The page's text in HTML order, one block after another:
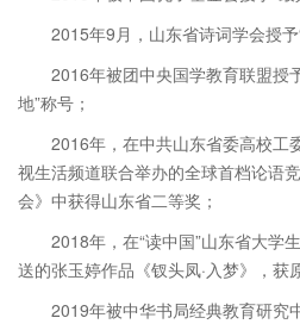
2015年9月，山东省诗词学会授予
2016年被团中央国学教育联盟授
地”称号；
2016年，在中共山东省委高校工
视生活频道联合举办的全球首档论语
会》中获得山东省二等奖；
2018年，在“读中国”山东省大学
送的张玉婷作品《钗头凤·入梦》，获
2019年被中华书局经典教育研究